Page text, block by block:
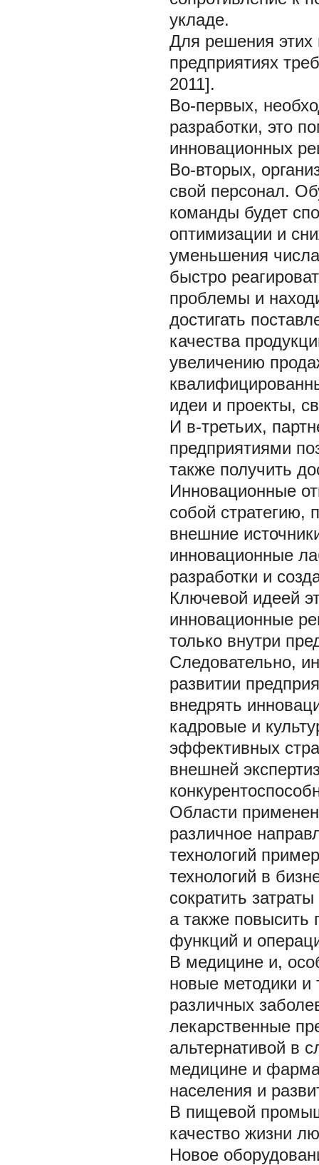
укладе.
Для решения этих
предприятиях
2011].
Во-первых,
разработки, это
инновационных
Во-вторых,
свой персонал.
команды будет
оптимизации и
уменьшения
быстро
проблемы и
достигать
качества
увеличению
идеи и проекты,
И в-третьих,
предприятиями
также получить
Инновационные
собой стратегию,
внешние
инновационные
разработки и
Ключевой идеей
инновациoнные
только внутpи
Следовательно,
развитии
внедрять
кадровые и
эффективных
внешней
Области
различное
технологий
технологий в
сократить
а также повысить
функций и
В медицине и,
новые методики и
различных
лекарственные
альтернативой в
медицине и
населения и
В пищевой
качество жизни
Новое